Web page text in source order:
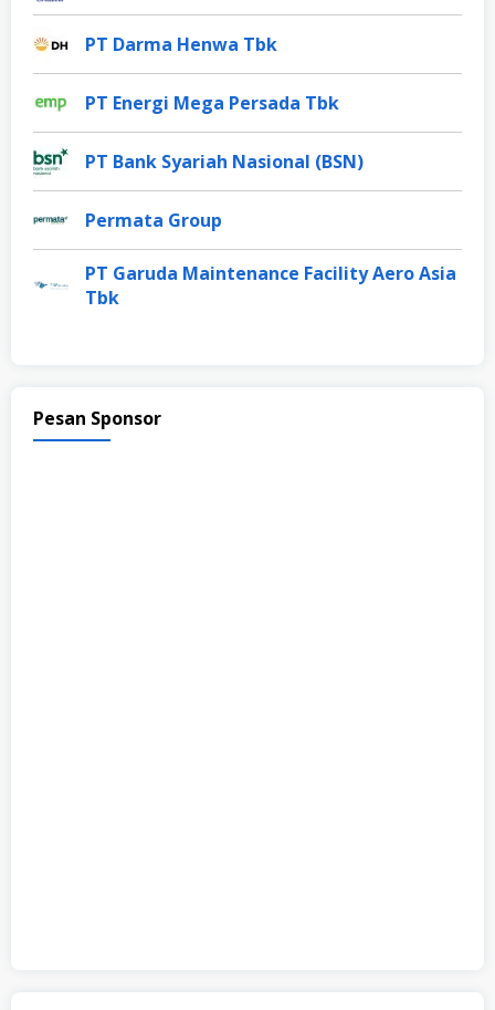
PT Darma Henwa Tbk
PT Energi Mega Persada Tbk
PT Bank Syariah Nasional (BSN)
Permata Group
PT Garuda Maintenance Facility Aero Asia
Tbk
Pesan Sponsor